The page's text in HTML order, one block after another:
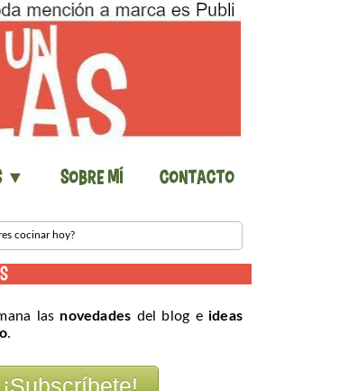
▼ Sobre mí Contacto
las novedades del blog e ideas
.